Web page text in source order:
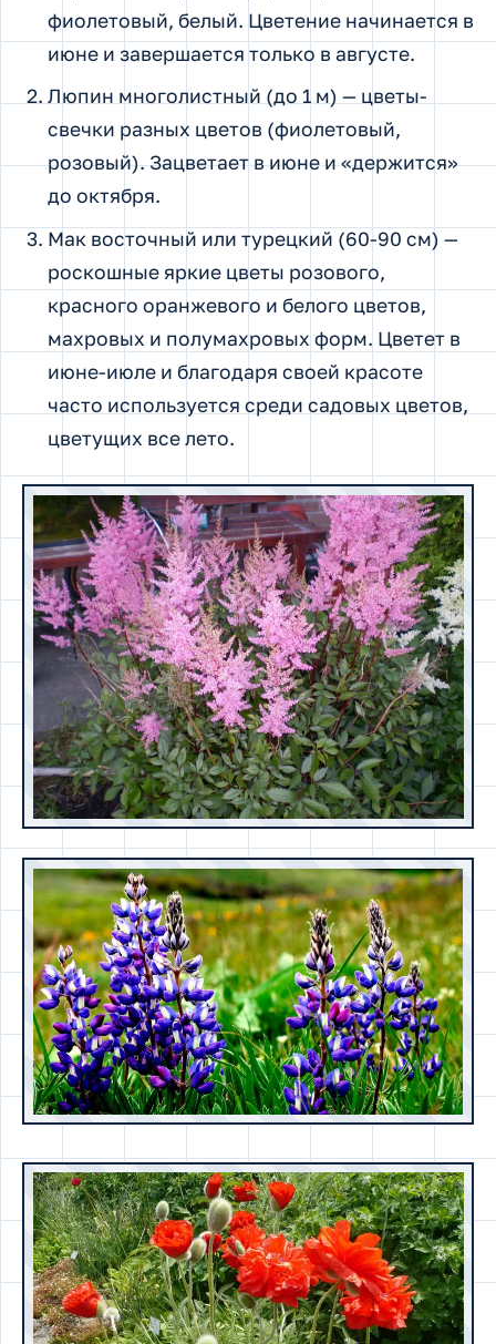
фиолетовый, белый. Цветение начинается в
июне и завершается только в августе.
Люпин многолистный (до 1 м) — цветы-
свечки разных цветов (фиолетовый,
розовый). Зацветает в июне и «держится»
до октября.
Мак восточный или турецкий (60-90 см) —
роскошные яркие цветы розового,
красного оранжевого и белого цветов,
махровых и полумахровых форм. Цветет в
июне-июле и благодаря своей красоте
часто используется среди садовых цветов,
цветущих все лето.